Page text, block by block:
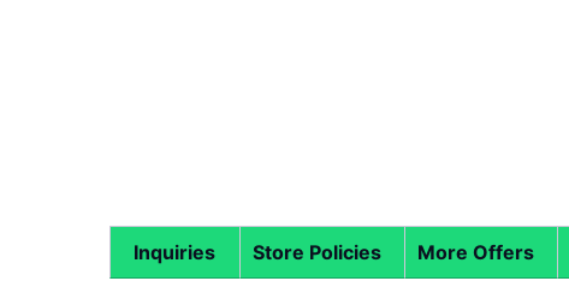
More Offers
Store Policies
Inquiries